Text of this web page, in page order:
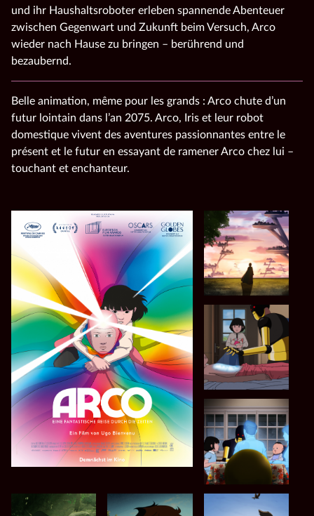
und ihr Haushaltsroboter erleben spannende Abenteuer
zwischen Gegenwart und Zukunft beim Versuch, Arco
wieder nach Hause zu bringen – berührend und
bezaubernd.
Belle animation, même pour les grands : Arco chute d’un
futur lointain dans l’an 2075. Arco, Iris et leur robot
domestique vivent des aventures passionnantes entre le
présent et le futur en essayant de ramener Arco chez lui –
touchant et enchanteur.